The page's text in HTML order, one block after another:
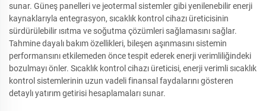
sunar. Güneş panelleri ve jeotermal sistemler gibi yenilenebilir enerji
kaynaklarıyla entegrasyon, sıcaklık kontrol cihazı üreticisinin
sürdürülebilir ısıtma ve soğutma çözümleri sağlamasını sağlar.
Tahmine dayalı bakım özellikleri, bileşen aşınmasını sistemin
performansını etkilemeden önce tespit ederek enerji verimliliğindeki
bozulmayı önler. Sıcaklık kontrol cihazı üreticisi, enerji verimli sıcaklık
kontrol sistemlerinin uzun vadeli finansal faydalarını gösteren
detaylı yatırım getirisi hesaplamaları sunar.